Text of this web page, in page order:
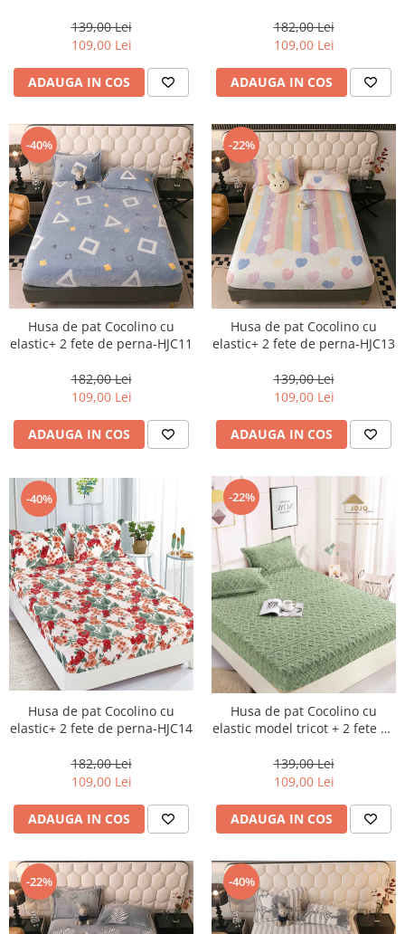
139,00 Lei
109,00 Lei
ADAUGA IN COS
182,00 Lei
109,00 Lei
ADAUGA IN COS
-40%
Husa de pat Cocolino cu
elastic+ 2 fete de perna-HJC11
182,00 Lei
109,00 Lei
ADAUGA IN COS
-22%
Husa de pat Cocolino cu
elastic+ 2 fete de perna-HJC13
139,00 Lei
109,00 Lei
ADAUGA IN COS
-40%
Husa de pat Cocolino cu
elastic+ 2 fete de perna-HJC14
182,00 Lei
109,00 Lei
ADAUGA IN COS
-22%
Husa de pat Cocolino cu
elastic model tricot + 2 fete de
139,00 Lei
109,00 Lei
ADAUGA IN COS
-22% -40%